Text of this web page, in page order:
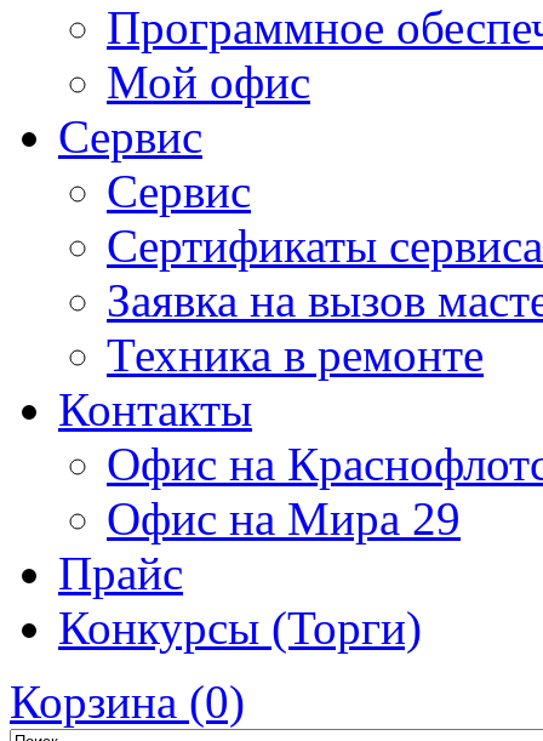
Программное
Мой офис
Сервис
Сервис
Сертификаты сервиса
Заявка на вызов
Техника в ремонте
Контакты
Офис на
Офис на Мира 29
Прайс
Конкурсы (Торги)
Корзина (0)